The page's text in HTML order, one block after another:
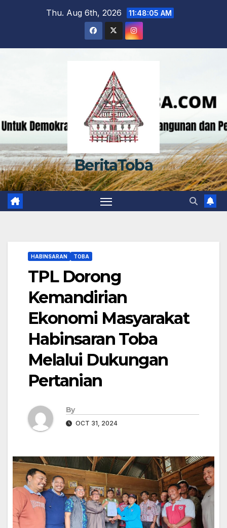
Thu. Aug 6th, 2026 11:48:06 AM
BeritaToba
HABINSARAN TOBA
TPL Dorong
Kemandirian
Ekonomi Masyarakat
Habinsaran Toba
Melalui Dukungan
Pertanian
By
OCT 31, 2024